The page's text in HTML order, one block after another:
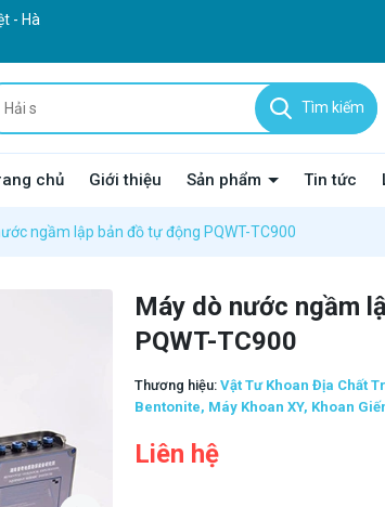
- Hà
Tìm kiếm
chủ Giới thiệu Sản phẩm Tin tức
ngầm lập bản đồ tự động PQWT-TC900
Máy dò nước ngầm
PQWT-TC900
Thương hiệu: Vật Tư Khoan Địa Chất
Bentonite, Máy Khoan XY, Khoan
Liên hệ